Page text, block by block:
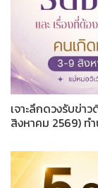
เจาะลึกดวงรับข่า
สิงหาคม 2569) ท